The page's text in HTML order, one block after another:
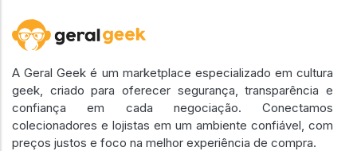
A Geral Geek é um marketplace especializado em cultura
geek, criado para oferecer segurança, transparência e
confiança em cada negociação. Conectamos
colecionadores e lojistas em um ambiente confiável, com
preços justos e foco na melhor experiência de compra.